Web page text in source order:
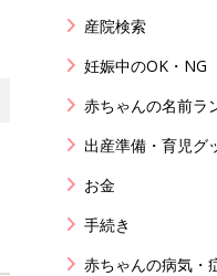
産院検索
妊娠中のOK・NG
赤ちゃんの名前ラ
出産準備・育児グ
お金
手続き
赤ちゃんの病気・